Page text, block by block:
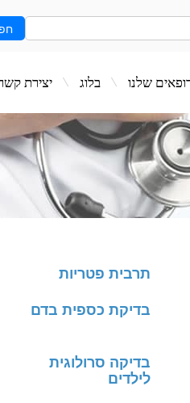
תרבית פטריות
בדיקת כספית בדם
בדיקה סרולוגית
לילדים